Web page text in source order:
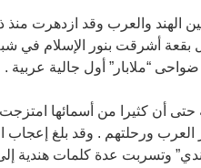
الهند والعرب وقد ازدهرت منذ
أشرقت بنور الإسلام في شبه
“ملابار” أول جالية عربية .
حتى أن كثيرا من أسمائها
ورحلتهم . وقد بلغ إعجاب
وتسربت عدة كلمات هندية